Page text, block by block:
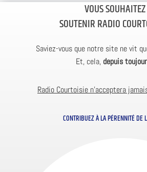
VOUS SOUHAITEZ
SOUTENIR RADIO
Saviez-vous que notre site ne vit
Et, cela, depuis
Radio Courtoisie n’acceptera
CONTRIBUEZ À LA PÉRENNITÉ DE